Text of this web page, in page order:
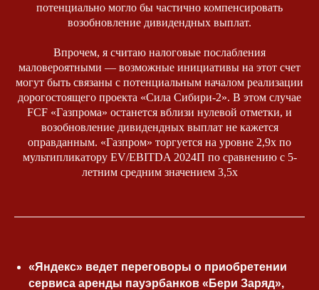
потенциально могло бы частично компенсировать
возобновление дивидендных выплат.
Впрочем, я считаю налоговые послабления
маловероятными — возможные инициативы на этот счет
могут быть связаны с потенциальным началом реализации
дорогостоящего проекта «Сила Сибири-2». В этом случае
FCF «Газпрома» останется вблизи нулевой отметки, и
возобновление дивидендных выплат не кажется
оправданным. «Газпром» торгуется на уровне 2,9x по
мультипликатору EV/EBITDA 2024П по сравнению с 5-
летним средним значением 3,5x
«Яндекс» ведет переговоры о приобретении
сервиса аренды пауэрбанков «Бери Заряд»,